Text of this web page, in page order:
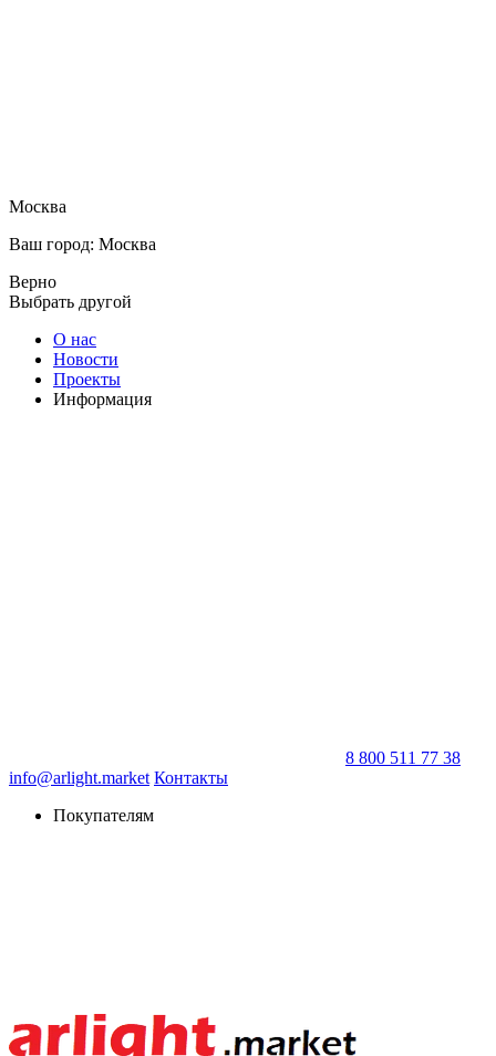
Москва
Ваш город: Москва
Верно
Выбрать другой
О нас
Новости
Проекты
Информация
8 800 511 77 38
info@arlight.market Контакты
Покупателям